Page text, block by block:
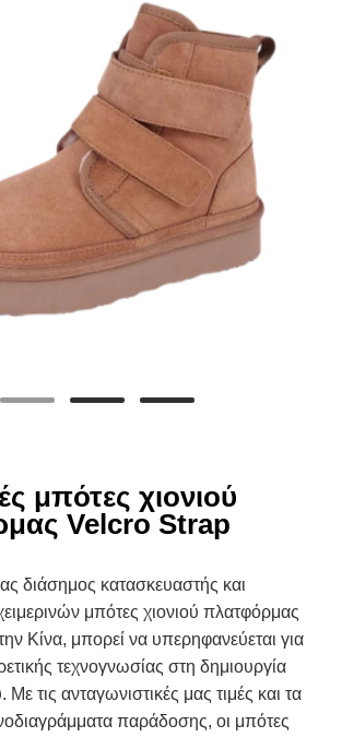
μπότες χιονιού
Velcro Strap
διάσημος κατασκευαστής και
μπότες χιονιού πλατφόρμας
Κίνα, μπορεί να υπερηφανεύεται για
τεχνογνωσίας στη δημιουργία
Με τις ανταγωνιστικές μας τιμές και τα
παράδοσης, οι μπότες